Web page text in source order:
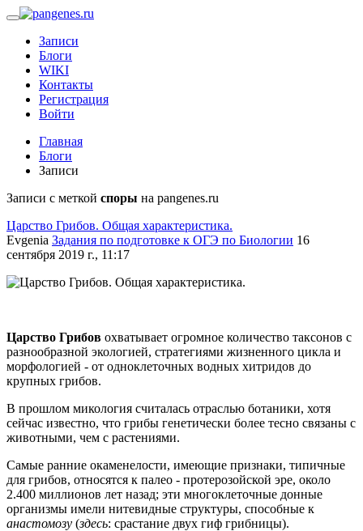
Записи
Блоги
WIKI
Контакты
Регистрация
Войти
Главная
Блоги
Записи
Записи с меткой споры на pangenes.ru
Царство Грибов. Общая характеристика.
Evgenia Задания по подготовке к ОГЭ по Биологии 16
сентября 2019 г., 11:17
Царство Грибов охватывает огромное количество таксонов с
разнообразной экологией, стратегиями жизненного цикла и
морфологией - от одноклеточных водных хитридов до
крупных грибов.
В прошлом микология считалась отраслью ботаники, хотя
сейчас известно, что грибы генетически более тесно связаны с
животными, чем с растениями.
Самые ранние окаменелости, имеющие признаки, типичные
для грибов, относятся к палео - протерозойской эре, около
2.400 миллионов лет назад; эти многоклеточные донные
организмы имели нитевидные структуры, способные к
анастомозу (здесь: срастание двух гиф грибницы).